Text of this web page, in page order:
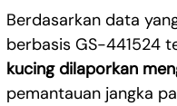
Berdasarkan data
berbasis GS-441524
kucing dilaporkan
pemantauan jangka